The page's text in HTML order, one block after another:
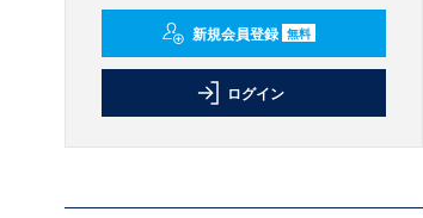
新規会員登録 無料
ログイン